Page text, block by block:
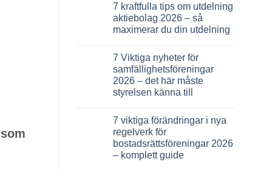
7 kraftfulla tips om utdelning
aktiebolag 2026 – så
maximerar du din utdelning
till
kraftfulla
tips
om
utdelning
–
så
maximerar
du
utdelning
7 Viktiga nyheter för
samfällighetsföreningar
2026 – det här måste
styrelsen känna till
till
Viktiga
nyheter
samfällighetsföreningar
7 viktiga förändringar i nya
regelverk för
bostadsrättsföreningar 2026
– komplett guide